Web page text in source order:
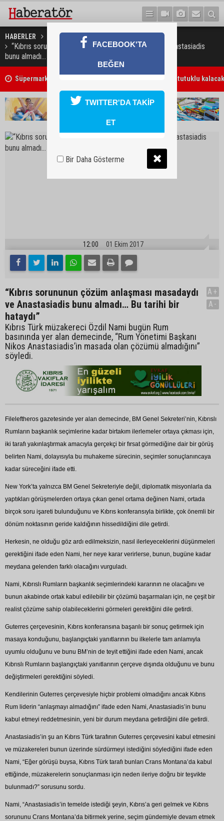
HABERLER GÜNEY KIBRIS
“Kıbrıs sorununun çözüm anlaşması masadaydı ve Anastasiadis
bunu almadı… Bu tarihi bir hataydı”
7 Ağustos 2026 Döviz Kurları
12:00 01 Ekim 2017
“Kıbrıs sorununun çözüm anlaşması masadaydı
ve Anastasiadis bunu almadı… Bu tarihi bir
hataydı”
Kıbrıs Türk müzakereci Özdil Nami bugün Rum
basınında yer alan demecinde, “Rum Yönetimi Başkanı
Nikos Anastasiadis’in masada olan çözümü almadığını”
söyledi.
A+
A-
Fileleftheros gazetesinde yer alan demecinde, BM Genel Sekreteri’nin, Kıbrıslı
Rumların başkanlık seçimlerine kadar birtakım ilerlemeler ortaya çıkması için,
iki tarafı yakınlaştırmak amacıyla gerçekçi bir fırsat görmediğine dair bir görüş
belirten Nami, dolayısıyla bu muhakeme sürecinin, seçimler sonuçlanıncaya
kadar süreceğini ifade etti.
New York’ta yalnızca BM Genel Sekreteriyle değil, diplomatik misyonlarla da
yaptıkları görüşmelerden ortaya çıkan genel ortama değinen Nami, ortada
birçok soru işareti bulunduğunu ve Kıbrıs konferansıyla birlikte, çok önemli bir
dönüm noktasının geride kaldığının hissedildiğini dile getirdi.
Herkesin, ne olduğu göz ardı edilmeksizin, nasıl ilerleyeceklerini düşünmeleri
gerektiğini ifade eden Nami, her neye karar verirlerse, bunun, bugüne kadar
meydana gelenden farklı olacağını vurguladı.
Nami, Kıbrıslı Rumların başkanlık seçimlerindeki kararının ne olacağını ve
bunun akabinde ortak kabul edilebilir bir çözümü başarmaları için, ne çeşit bir
realist çözüme sahip olabileceklerini görmeleri gerektiğini dile getirdi.
Guterres çerçevesinin, Kıbrıs konferansına başarılı bir sonuç getirmek için
masaya konduğunu, başlangıçtaki yanıtlarının bu ilkelerle tam anlamıyla
uyumlu olduğunu ve bunu BM’nin de teyit ettiğini ifade eden Nami, ancak
Kıbrıslı Rumların başlangıçtaki yanıtlarının çerçeve dışında olduğunu ve bunu
değiştirmeleri gerektiğini söyledi.
Kendilerinin Guterres çerçevesiyle hiçbir problemi olmadığını ancak Kıbrıs
Rum liderin “anlaşmayı almadığını” ifade eden Nami, Anastasiadis’in bunu
kabul etmeyi reddetmesinin, yeni bir durum meydana getirdiğini dile getirdi.
Anastasiadis’in şu an Kıbrıs Türk tarafının Guterres çerçevesini kabul etmesini
ve müzakereleri bunun üzerinde sürdürmeyi istediğini söylediğini ifade eden
Nami, “Eğer görüşü buysa, Kıbrıs Türk tarafı bunları Crans Montana’da kabul
ettiğinde, müzakerelerin sonuçlanması için neden ileriye doğru bir teşvikte
bulunmadı?” sorusunu sordu.
Nami, “Anastasiadis’in temelde istediği şeyin, Kıbrıs’a geri gelmek ve Kıbrıs
sorununu Crans Montana’da bitirmek yerine, seçim gündemiyle devam etmek
FACEBOOK'TA
BEĞEN
TWITTER'DA TAKİP
ET
Bir Daha Gösterme